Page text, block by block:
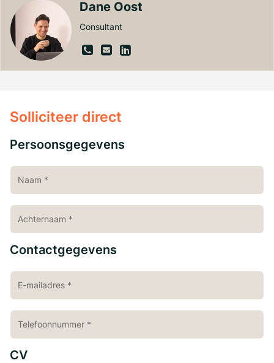
Dane Oost
Consultant
Solliciteer direct
Persoonsgegevens
Contactgegevens
CV